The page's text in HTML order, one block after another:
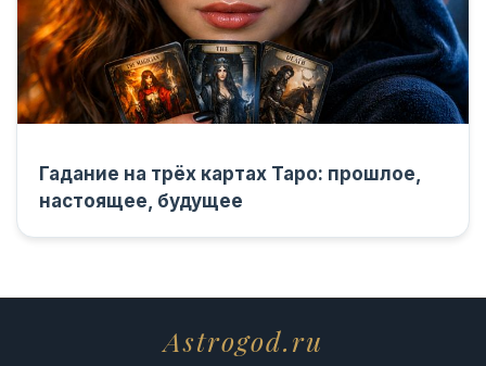
Гадание на трёх картах Таро: прошлое,
настоящее, будущее
Astrogod.ru